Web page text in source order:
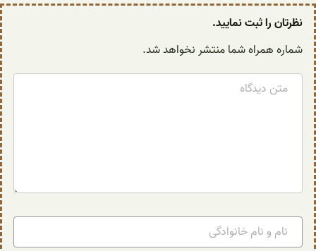
نظرتان را ثبت نمایید.
شماره همراه شما منتشر نخواهد شد.